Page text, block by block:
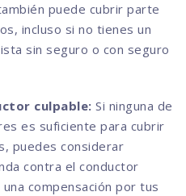
puede cubrir parte
incluso si no tienes un
sin seguro o con seguro
culpable: Si ninguna de
es suficiente para cubrir
puedes considerar
contra el conductor
compensación por tus